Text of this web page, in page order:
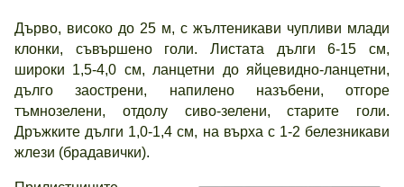
Дърво, високо до 25 м, с жълтеникави чупливи млади
клонки, съвършено голи. Листата дълги 6-15 см,
широки 1,5-4,0 см, ланцетни до яйцевидно-ланцетни,
дълго заострени, напилено назъбени, отгоре
тъмнозелени, отдолу сиво-зелени, старите голи.
Дръжките дълги 1,0-1,4 см, на върха с 1-2 белезникави
жлези (брадавички).